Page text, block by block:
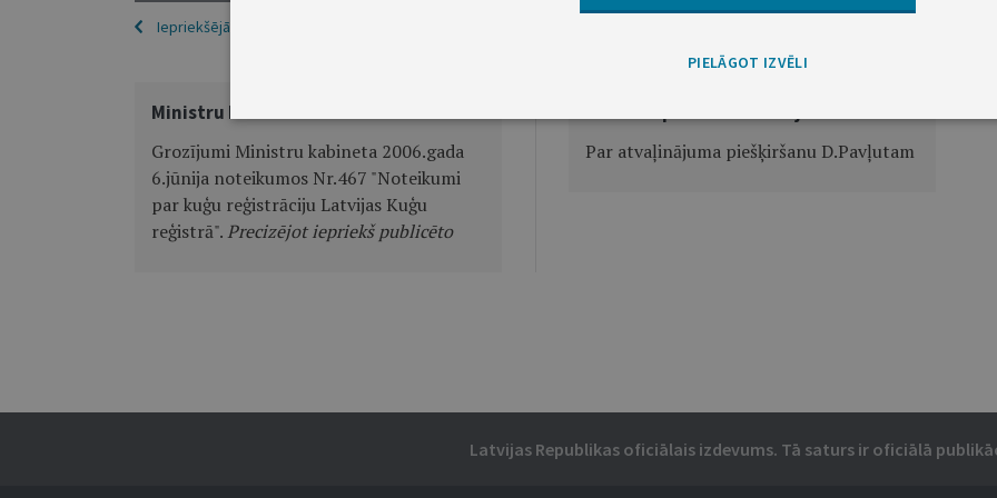
Iepriekšējā
Ministru kabineta noteikumi Nr.811
Grozījumi Ministru kabineta 2006.gada
6.jūnija noteikumos Nr.467 "Noteikumi
par kuģu reģistrāciju Latvijas Kuģu
reģistrā".Precizējot iepriekš publicēto
Par atvaļinājuma piešķiršanu D.Pavļutam
Latvijas Republikas oficiālais izdevums. Tā saturs ir oficiālā
PIELĀGOT IZVĒLI